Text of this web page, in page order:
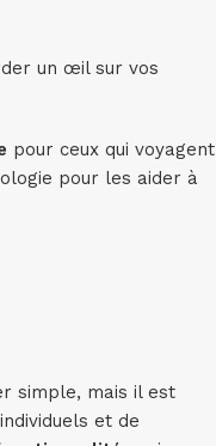
un œil sur vos
pour ceux qui voyagent
pour les aider à
simple, mais il est
et de